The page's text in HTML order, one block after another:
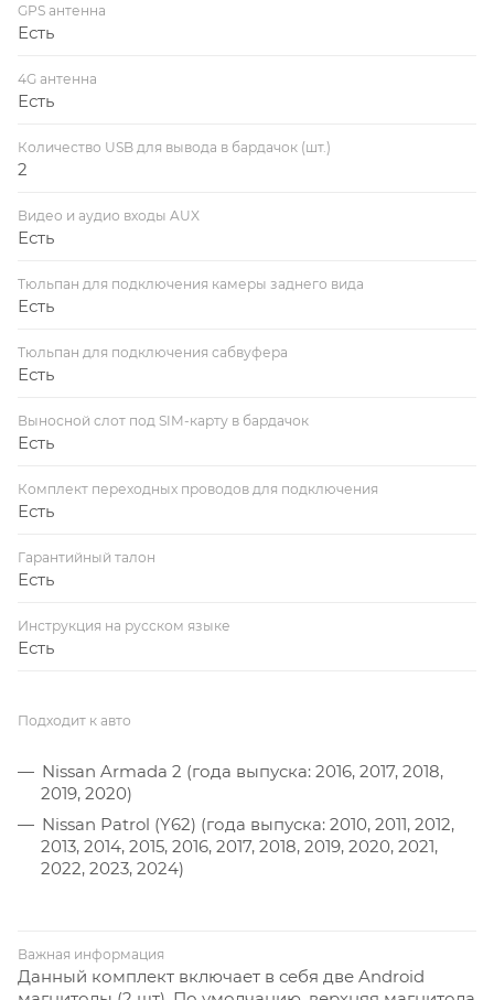
GPS антенна
Есть
4G антенна
Есть
Количество USB для вывода в бардачок (шт.)
2
Видео и аудио входы AUX
Есть
Тюльпан для подключения камеры заднего вида
Есть
Тюльпан для подключения сабвуфера
Есть
Выносной слот под SIM-карту в бардачок
Есть
Комплект переходных проводов для подключения
Есть
Гарантийный талон
Есть
Инструкция на русском языке
Есть
Подходит к авто
Nissan Armada 2 (года выпуска: 2016, 2017, 2018,
2019, 2020)
Nissan Patrol (Y62) (года выпуска: 2010, 2011, 2012,
2013, 2014, 2015, 2016, 2017, 2018, 2019, 2020, 2021,
2022, 2023, 2024)
Важная информация
Данный комплект включает в себя две Android